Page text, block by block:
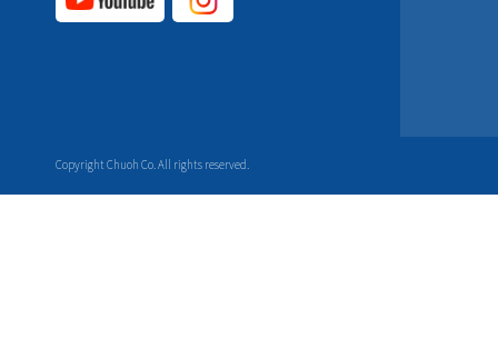
Copyright Chuoh Co. All rights reserved.